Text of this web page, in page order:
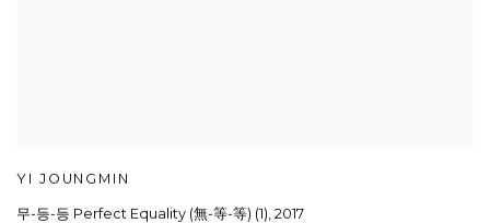
YI JOUNGMIN
무-등-등 Perfect Equality (無-等-等) (1) 2017